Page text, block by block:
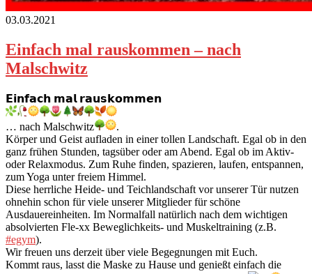
03.03.2021
Einfach mal rauskommen – nach
Malschwitz
𝗘𝗶𝗻𝗳𝗮𝗰𝗵 𝗺𝗮𝗹 𝗿𝗮𝘂𝘀𝗸𝗼𝗺𝗺𝗲𝗻
… nach Malschwitz
.
Körper und Geist aufladen in einer tollen Landschaft. Egal ob in den
ganz frühen Stunden, tagsüber oder am Abend. Egal ob im Aktiv-
oder Relaxmodus. Zum Ruhe finden, spazieren, laufen, entspannen,
zum Yoga unter freiem Himmel.
Diese herrliche Heide- und Teichlandschaft vor unserer Tür nutzen
ohnehin schon für viele unserer Mitglieder für schöne
Ausdauereinheiten. Im Normalfall natürlich nach dem wichtigen
absolvierten Fle-xx Beweglichkeits- und Muskeltraining (z.B.
#egym).
Wir freuen uns derzeit über viele Begegnungen mit Euch.
Kommt raus, lasst die Maske zu Hause und genießt einfach die